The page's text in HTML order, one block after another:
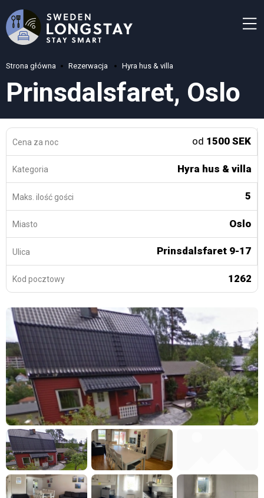
Strona główna Rezerwacja Hyra hus & villa
Prinsdalsfaret, Oslo
Cena za noc od 1500 SEK
Kategoria Hyra hus & villa
Maks. ilość gości 5
Miasto Oslo
Ulica Prinsdalsfaret 9-17
Kod pocztowy 1262